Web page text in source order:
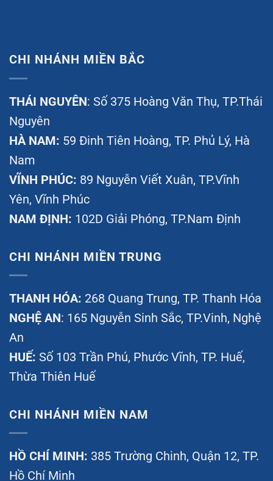
CHI NHÁNH MIỀN BẮC
THÁI NGUYÊN: Số 375 Hoàng Văn Thụ, TP.Thái
Nguyên
HÀ NAM: 59 Đinh Tiên Hoàng, TP. Phủ Lý, Hà
Nam
VĨNH PHÚC: 89 Nguyễn Viết Xuân, TP.Vĩnh
Yên, Vĩnh Phúc
NAM ĐỊNH: 102D Giải Phóng, TP.Nam Định
CHI NHÁNH MIỀN TRUNG
THANH HÓA: 268 Quang Trung, TP. Thanh Hóa
NGHỆ AN: 165 Nguyễn Sinh Sắc, TP.Vinh, Nghệ
An
HUẾ: Số 103 Trần Phú, Phước Vĩnh, TP. Huế,
Thừa Thiên Huế
CHI NHÁNH MIỀN NAM
HỒ CHÍ MINH: 385 Trường Chinh, Quận 12, TP.
Hồ Chí Minh